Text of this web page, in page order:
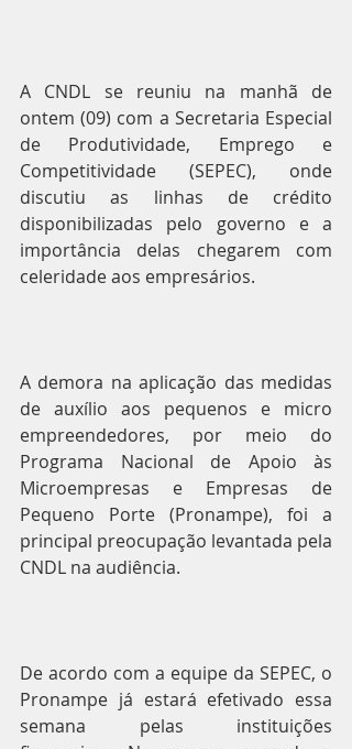
A CNDL se reuniu na manhã de
ontem (09) com a Secretaria Especial
de Produtividade, Emprego e
Competitividade (SEPEC), onde
discutiu as linhas de crédito
disponibilizadas pelo governo e a
importância delas chegarem com
celeridade aos empresários.
A demora na aplicação das medidas
de auxílio aos pequenos e micro
empreendedores, por meio do
Programa Nacional de Apoio às
Microempresas e Empresas de
Pequeno Porte (Pronampe), foi a
principal preocupação levantada pela
CNDL na audiência.
De acordo com a equipe da SEPEC, o
Pronampe já estará efetivado essa
semana pelas instituições